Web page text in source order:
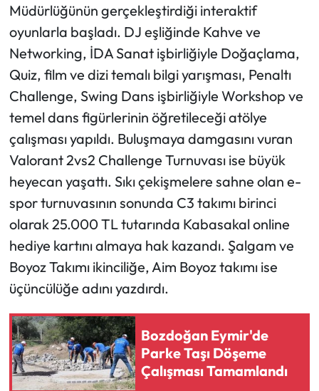
Müdürlüğünün gerçekleştirdiği interaktif
oyunlarla başladı. DJ eşliğinde Kahve ve
Networking, İDA Sanat işbirliğiyle Doğaçlama,
Quiz, film ve dizi temalı bilgi yarışması, Penaltı
Challenge, Swing Dans işbirliğiyle Workshop ve
temel dans figürlerinin öğretileceği atölye
çalışması yapıldı. Buluşmaya damgasını vuran
Valorant 2vs2 Challenge Turnuvası ise büyük
heyecan yaşattı. Sıkı çekişmelere sahne olan e-
spor turnuvasının sonunda C3 takımı birinci
olarak 25.000 TL tutarında Kabasakal online
hediye kartını almaya hak kazandı. ⁠Şalgam ve
Boyoz Takımı ikinciliğe, ⁠Aim Boyoz takımı ise
üçüncülüğe adını yazdırdı.
Bozdoğan Eymir'de
Parke Taşı Döşeme
Çalışması Tamamlandı